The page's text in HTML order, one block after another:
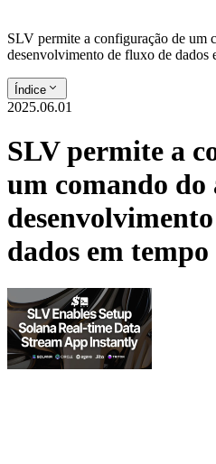
SLV permite a configuração de um
desenvolvimento de fluxo de dados
Índice
2025.06.01
SLV permite a
um comando do
dados em